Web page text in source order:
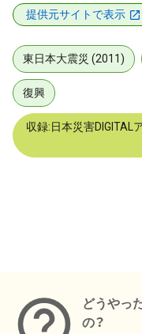
提供元サイトで表示
東日本大震災 (2011)
復興
収録:日本災害DIGITAL
どうやっ
の？